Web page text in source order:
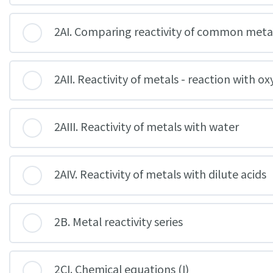
2AI. Comparing reactivity of common
2AII. Reactivity of metals - reaction with
2AIII. Reactivity of metals with water
2AIV. Reactivity of metals with dilute acids
2B. Metal reactivity series
2CI. Chemical equations (I)